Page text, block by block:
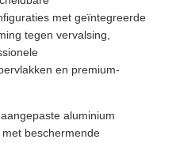
met geïntegreerde
tegen vervalsing,
en premium-
aluminium
beschermende